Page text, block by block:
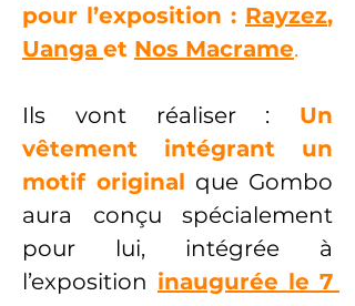
pour l’exposition : Rayzez
Uanga et Nos Macrame.
Ils vont réaliser : Un
vêtement intégrant un
motif original que Gombo
aura conçu spécialement
pour lui, intégrée à
l’exposition inaugurée le 7